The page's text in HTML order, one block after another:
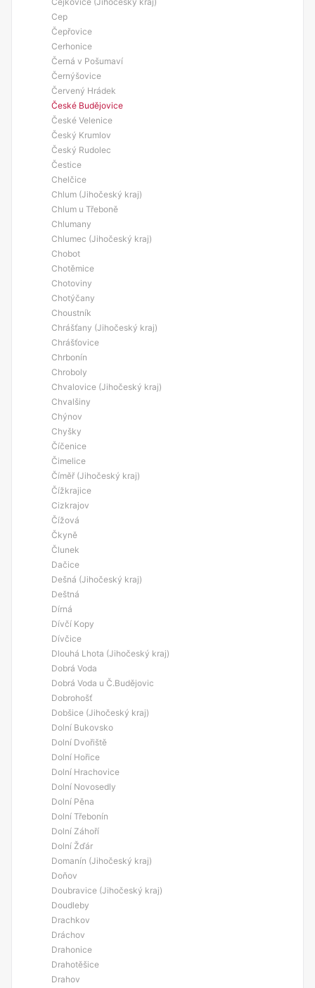
Cep
Čepřovice
Cerhonice
Černá v Pošumaví
Černýšovice
Červený Hrádek
České Budějovice
České Velenice
Český Krumlov
Český Rudolec
Čestice
Chelčice
Chlum (Jihočeský kraj)
Chlum u Třeboně
Chlumany
Chlumec (Jihočeský kraj)
Chobot
Chotěmice
Chotoviny
Chotýčany
Choustník
Chrášťany (Jihočeský kraj)
Chrášťovice
Chrbonín
Chroboly
Chvalovice (Jihočeský kraj)
Chvalšiny
Chýnov
Chyšky
Číčenice
Čimelice
Číměř (Jihočeský kraj)
Čížkrajice
Cizkrajov
Čížová
Čkyně
Člunek
Dačice
Dešná (Jihočeský kraj)
Deštná
Dírná
Dívčí Kopy
Dívčice
Dlouhá Lhota (Jihočeský kraj)
Dobrá Voda
Dobrá Voda u Č.Budějovic
Dobrohošť
Dobšice (Jihočeský kraj)
Dolní Bukovsko
Dolní Dvořiště
Dolní Hořice
Dolní Hrachovice
Dolní Novosedly
Dolní Pěna
Dolní Třebonín
Dolní Záhoří
Dolní Žďár
Domanín (Jihočeský kraj)
Doňov
Doubravice (Jihočeský kraj)
Doudleby
Drachkov
Dráchov
Drahonice
Drahotěšice
Drahov